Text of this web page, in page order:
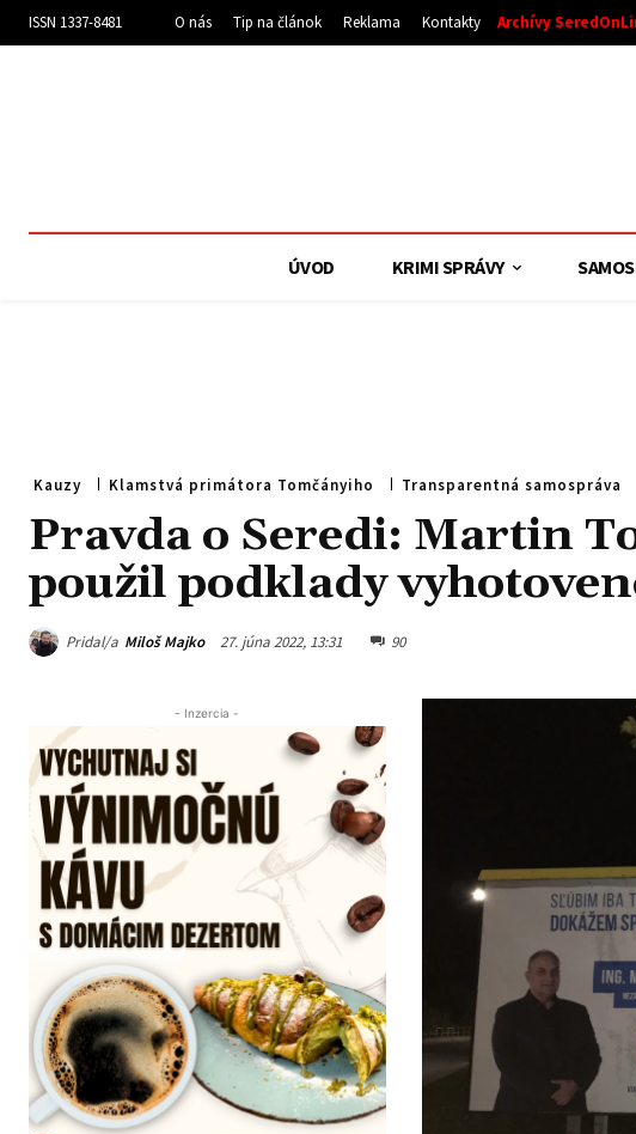
ISSN 1337-8481 O nás Tip na článok Reklama Kontakty Archívy
ÚVOD KRIMI SPRÁVY
Kauzy Klamstvá primátora Tomčányiho Transparentná samospráva
Pravda o Seredi: Martin
použil podklady
Pridal/a Miloš Majko 27. júna 2022, 13:31 90
- Inzercia -